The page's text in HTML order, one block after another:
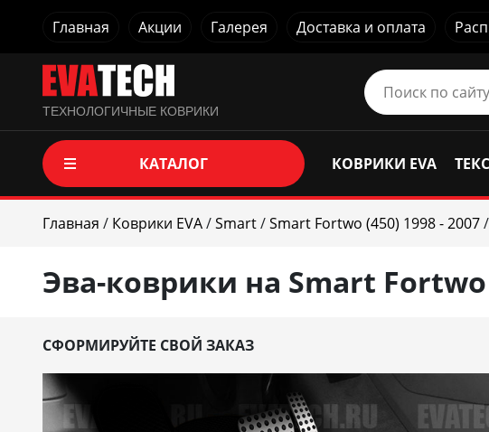
Главная Акции Галерея Доставка и оплата
ТЕХНОЛОГИЧНЫЕ КОВРИКИ
КАТАЛОГ КОВРИКИ EVA
Главная / Коврики EVA/Smart/Smart Fortwo (450) 1998 - 2007/
Эва-коврики на Smart Fortwo
СФОРМИРУЙТЕ СВОЙ ЗАКАЗ